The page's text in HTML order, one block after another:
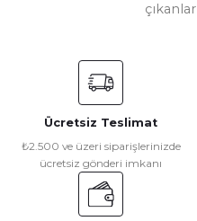
Görüş ve önerileriniz için
Ürün açıklamasında eksik
Ürün bilgilerinde hatalar
Bu ürüne benzer farklı
Seyran Halı Gusto 907 Bej
₺ 2.926
₺ 2.634
Ücretsiz Teslimat
₺2.500 ve üzeri siparişlerinizde
ücretsiz gönderi imkanı